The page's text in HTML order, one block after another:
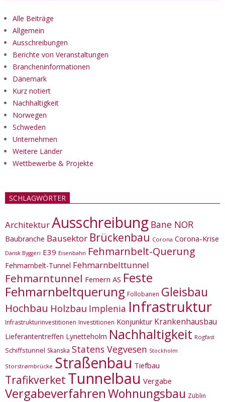
Alle Beiträge
Allgemein
Ausschreibungen
Berichte von Veranstaltungen
Brancheninformationen
Dänemark
Kurz notiert
Nachhaltigkeit
Norwegen
Schweden
Unternehmen
Weitere Länder
Wettbewerbe & Projekte
SCHLAGWÖRTER
ArchitekturAusschreibung Bane NOR
Baubranche Bausektor Brückenbau Corona Corona-Krise
Dansk Byggeri E39 Eisenbahn Fehmarnbelt-Querung
Fehmarnbelt-Tunnel Fehmarnbelttunnel
Fehmarntunnel Femern AS Feste
Fehmarnbeltquerung Follobanen Gleisbau
Hochbau Holzbau Implenia Infrastruktur
Infrastrukturinvestitionen Investitionen Konjunktur Krankenhausbau
Lieferantentreffen Lynetteholm Nachhaltigkeit Rogfast
Schiffstunnel Skanska Statens Vegvesen Stockholm
Storstrømbrücke Straßenbau Tiefbau
Trafikverket Tunnelbau Vergabe
VergabeverfahrenWohnungsbau Züblin